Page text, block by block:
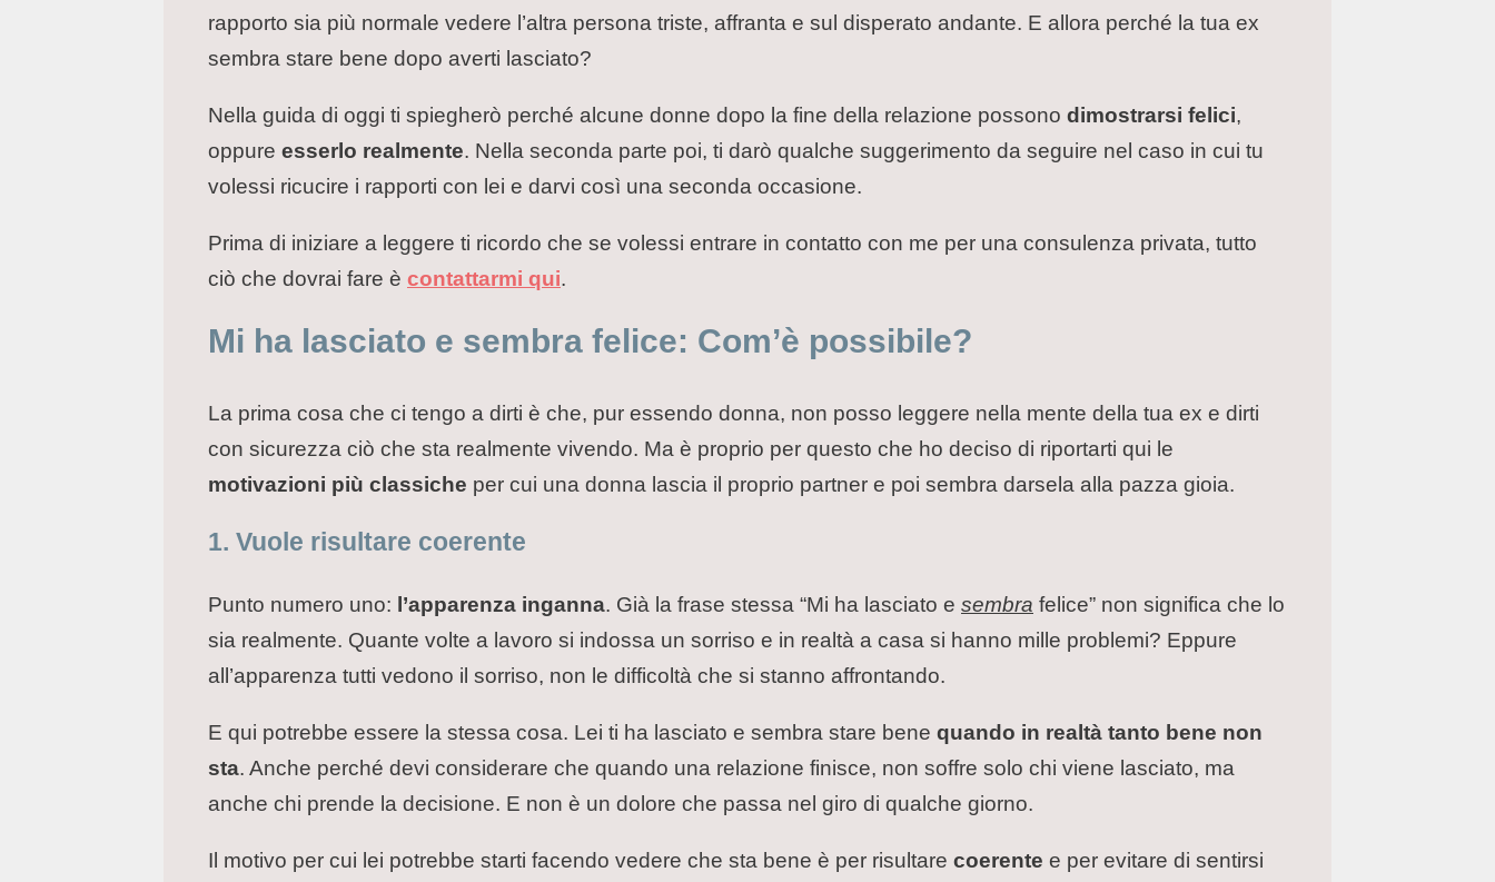
rapporto sia più normale vedere l’altra persona triste, affranta e sul disperato andante. E allora perché la tua ex
sembra stare bene dopo averti lasciato?
Nella guida di oggi ti spiegherò perché alcune donne dopo la fine della relazione possono dimostrarsi felici,
oppure esserlo realmente. Nella seconda parte poi, ti darò qualche suggerimento da seguire nel caso in cui tu
volessi ricucire i rapporti con lei e darvi così una seconda occasione.
Prima di iniziare a leggere ti ricordo che se volessi entrare in contatto con me per una consulenza privata, tutto
ciò che dovrai fare è contattarmi qui.
Mi ha lasciato e sembra felice: Com’è possibile?
La prima cosa che ci tengo a dirti è che, pur essendo donna, non posso leggere nella mente della tua ex e dirti
con sicurezza ciò che sta realmente vivendo. Ma è proprio per questo che ho deciso di riportarti qui le
motivazioni più classiche per cui una donna lascia il proprio partner e poi sembra darsela alla pazza gioia.
1. Vuole risultare coerente
Punto numero uno: l’apparenza inganna. Già la frase stessa “Mi ha lasciato e sembra felice” non significa che lo
sia realmente. Quante volte a lavoro si indossa un sorriso e in realtà a casa si hanno mille problemi? Eppure
all’apparenza tutti vedono il sorriso, non le difficoltà che si stanno affrontando.
E qui potrebbe essere la stessa cosa. Lei ti ha lasciato e sembra stare bene quando in realtà tanto bene non
sta. Anche perché devi considerare che quando una relazione finisce, non soffre solo chi viene lasciato, ma
anche chi prende la decisione. E non è un dolore che passa nel giro di qualche giorno.
Il motivo per cui lei potrebbe starti facendo vedere che sta bene è per risultare coerente e per evitare di sentirsi